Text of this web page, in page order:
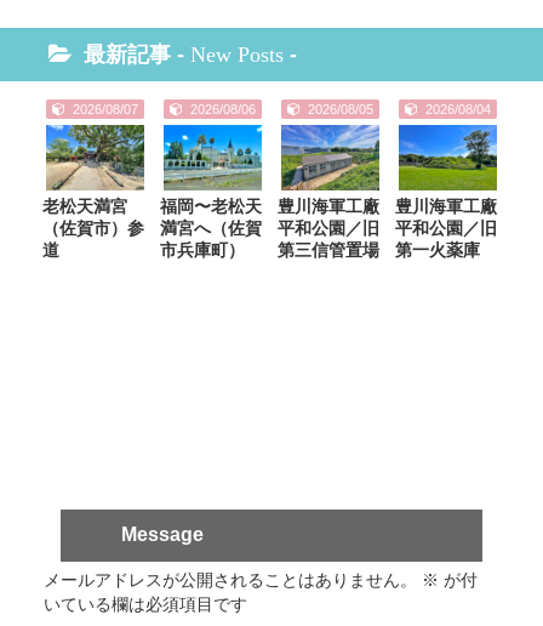
最新記事 - New Posts -
2026/08/07
老松天満宮
（佐賀市）参
道
2026/08/06
福岡〜老松天
満宮へ（佐賀
市兵庫町）
2026/08/05
豊川海軍工廠
平和公園／旧
第三信管置場
2026/08/04
豊川海軍工廠
平和公園／旧
第一火薬庫
Message
メールアドレスが公開されることはありません。 ※ が付
いている欄は必須項目です